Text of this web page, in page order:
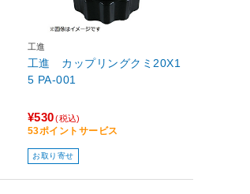
工進
工進 カップリングクミ20X1
5 PA-001
¥530 (税込)
53ポイントサービス
お取り寄せ